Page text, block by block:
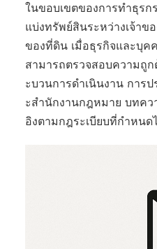
ในขอบเขตของการทำธุร
แบ่งทรัพย์สินระหว่างเจ้า
ของที่ดิน เมื่อธุรกิจและบุค
สามารถตรวจสอบความถู
ะบวนการดำเนินงาน การ
ะสำนักงานกฎหมาย บทคว
อิงตามกฎระเบียบที่กำหน